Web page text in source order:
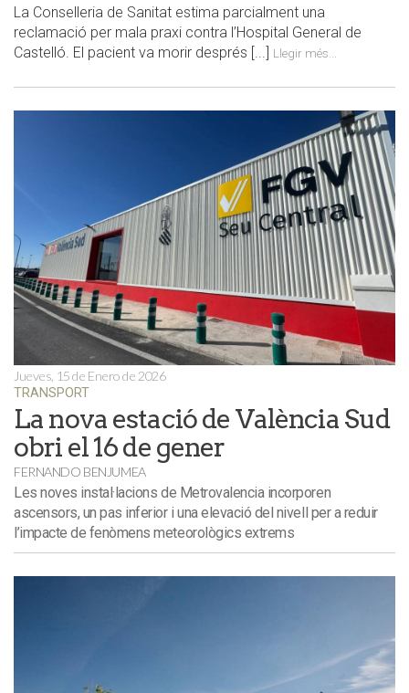
La Conselleria de Sanitat estima parcialment una
reclamació per mala praxi contra l’Hospital General de
Castelló. El pacient va morir després [...] Llegir més...
Jueves, 15 de Enero de 2026
TRANSPORT
La nova estació de València Sud
obri el 16 de gener
FERNANDO BENJUMEA
Les noves instal·lacions de Metrovalencia incorporen
ascensors, un pas inferior i una elevació del nivell per a reduir
l’impacte de fenòmens meteorològics extrems